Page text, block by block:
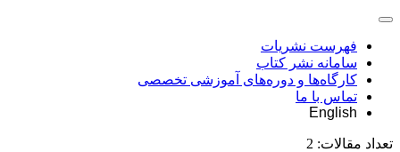
فهرست نشریات
سامانه نشر کتاب
کارگاه‌ها و دوره‌های آموزشی تخصصی
تماس با ما
English
تعداد مقالات: 2